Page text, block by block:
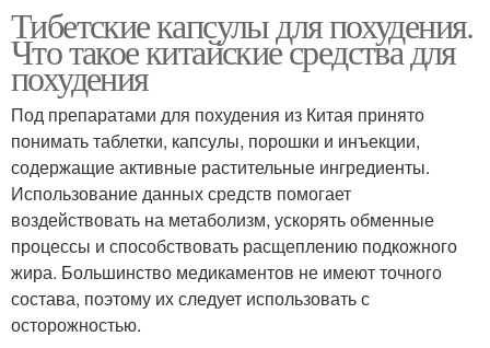
Тибетские капсулы для похудения.
Что такое китайские средства для
похудения
Под препаратами для похудения из Китая принято
понимать таблетки, капсулы, порошки и инъекции,
содержащие активные растительные ингредиенты.
Использование данных средств помогает
воздействовать на метаболизм, ускорять обменные
процессы и способствовать расщеплению подкожного
жира. Большинство медикаментов не имеют точного
состава, поэтому их следует использовать с
осторожностью.